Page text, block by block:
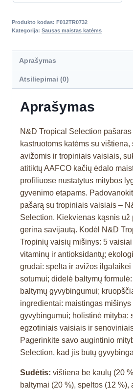
Produkto kodas: F012TR0732
Kategorija: Sausas maistas katėms
Aprašymas
Atsiliepimai (0)
Aprašymas
N&D Tropical Selection
kastruotoms katėms su vištiena,
avižomis ir tropiniais vaisiais,
atitiktų AAFCO kačių ėdalo
profiliuose nustatytus mitybos
gyvenimo etapams.
pašarą su tropiniais vaisiais –
Selection. Kiekvienas kąsnis už
gerina savijautą. Kodėl N&D
Tropinių vaisių mišinys: 5
vitaminų ir antioksidantų;
grūdai: spelta ir avižos
sotumui; didelė baltymų
baltymų gyvybingumui;
ingredientai: maistingas
gyvybingumui; holistinė mityba:
egzotiniais vaisiais ir
Pagerinkite savo augintinio
Selection, kad jis būtų
Sudėtis: vištiena be kaulų (20
baltymai (20 %), speltos (12 %),